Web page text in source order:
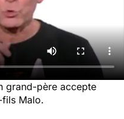
grand-père accepte
Malo.